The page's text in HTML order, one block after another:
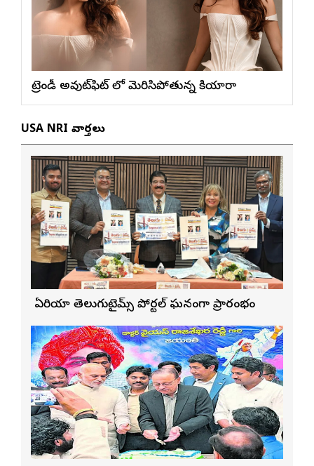
ట్రెండీ అవుట్‌ఫిట్ లో మెరిసిపోతున్న కియారా
USA NRI వార్తలు
బే ఏరియా తెలుగుటైమ్స్ పోర్టల్ ఘనంగా ప్రారంభం